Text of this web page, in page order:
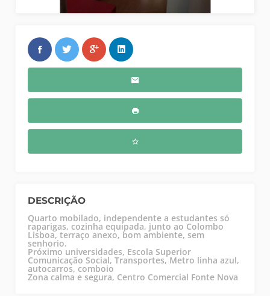
DESCRIÇÃO
Quarto mobilado, independente a estudantes só
raparigas, cozinha equipada, junto ao Colombo
Lisboa, terraço anexo, bom ambiente, sem
senhorio.
Próximo universidades, Escola Superior
Comunicação Social, Transportes, Metro linha azul,
autocarros, comboio
Zona calma e segura, Centro Comercial Fonte Nova